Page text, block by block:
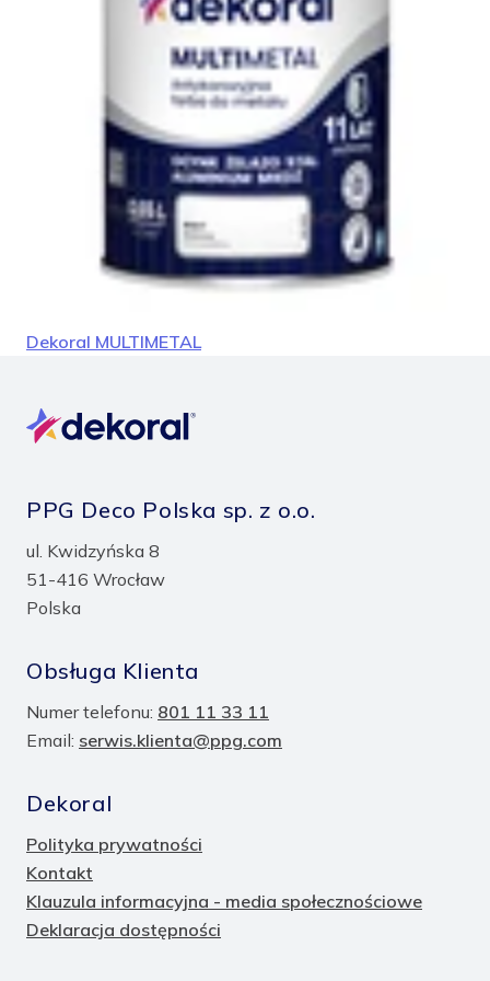
instagrampinterestyoutube
Dekoral MULTIMETAL
PPG Deco Polska sp. z o.o.
ul. Kwidzyńska 8
51-416 Wrocław
Polska
Obsługa Klienta
Numer telefonu: 801 11 33 11
Email: serwis.klienta@ppg.com
Dekoral
Polityka prywatności
Kontakt
Klauzula informacyjna - media społecznościowe
Deklaracja dostępności